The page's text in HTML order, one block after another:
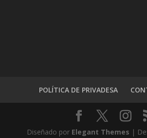
POLÍTICA DE PRIVADESA
Diseñado por Elegant Themes |